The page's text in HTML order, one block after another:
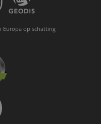
Europa op schatting